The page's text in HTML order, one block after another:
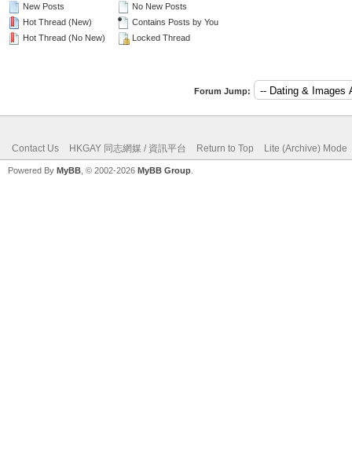
New Posts
Hot Thread (New)
Hot Thread (No New)
No New Posts
Contains Posts by You
Locked Thread
Forum Jump:
Contact Us HKGAY 同志網媒 / 資訊平台 Return to Top Lite (Archive) Mode
Powered By MyBB , © 2002-2026 MyBB Group